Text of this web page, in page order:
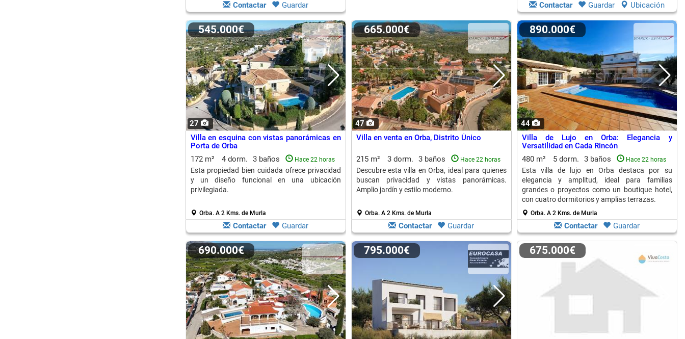
Contactar Guardar Contactar Guardar Ubicación
27
545.000€
Villa en esquina con vistas panorámicas en
Porta de Orba
172 m²
4 dorm. 3 baños Hace 22 horas
Esta propiedad bien cuidada ofrece privacidad
y un diseño funcional en una ubicación
privilegiada.
Orba. A 2 Kms. de Murla
Contactar Guardar
47
665.000€
Villa en venta en Orba, Distrito Único
215 m² 3 dorm. 3 baños Hace 22 horas
Descubre esta villa en Orba, ideal para quienes
buscan privacidad y vistas panorámicas.
Amplio jardín y estilo moderno.
Orba. A 2 Kms. de Murla
Contactar Guardar
44
890.000€
Villa de Lujo en Orba: Elegancia y
Versatilidad en Cada Rincón
480 m²
5 dorm. 3 baños Hace 22 horas
Esta villa de lujo en Orba destaca por su
elegancia y amplitud, ideal para familias
grandes o proyectos como un boutique hotel,
con cuatro dormitorios y amplias terrazas.
Orba. A 2 Kms. de Murla
Contactar Guardar
690.000€ 795.000€ 675.000€